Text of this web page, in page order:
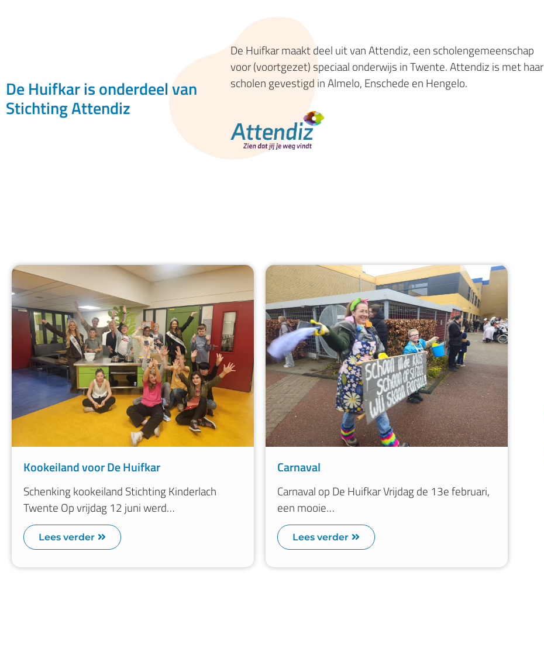
De Huifkar is onderdeel van
Stichting Attendiz
De Huifkar maakt deel uit van Attendiz, een scholengemeenschap
voor (voortgezet) speciaal onderwijs in Twente. Attendiz is met haar
scholen gevestigd in Almelo, Enschede en Hengelo.
Kookeiland voor De Huifkar
Schenking kookeiland Stichting Kinderlach
Twente Op vrijdag 12 juni werd…
Lees verder
Carnaval
Carnaval op De Huifkar Vrijdag de 13e februari,
een mooie…
Lees verder